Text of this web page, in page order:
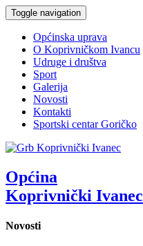
Toggle navigation
Općinska uprava
O Koprivničkom Ivancu
Udruge i društva
Sport
Galerija
Novosti
Kontakti
Sportski centar Goričko
Općina
Koprivnički Ivanec
Novosti